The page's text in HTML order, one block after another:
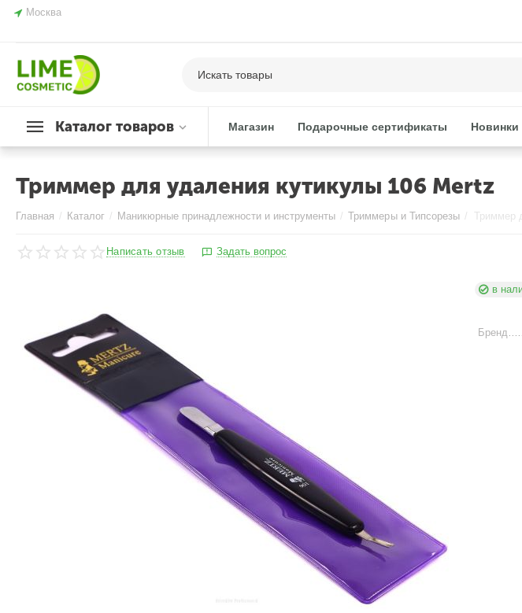
Москва
Каталог товаров Магазин Подарочные сертификаты Новинки
Триммер для удаления кутикулы 106 Mertz
Главная / Каталог / Маникюрные принадлежности и инструменты / Триммеры и Типсорезы / Триммер
Написать отзыв Задать вопрос
в
Бренд